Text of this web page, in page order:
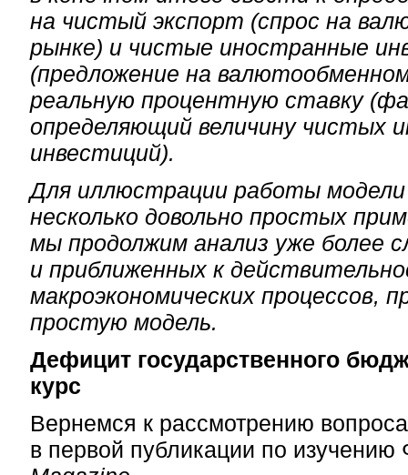
на чистый экспорт (спрос на
рынке) и чистые иностранные
(предложение на
реальную процентную ставку
определяющий величину чистых
инвестиций).
Для иллюстрации работы
несколько довольно простых
мы продолжим анализ уже более
и приближенных к
макроэкономических процессов,
простую модель.
Дефицит государственного
курс
Вернемся к рассмотрению
в первой публикации по